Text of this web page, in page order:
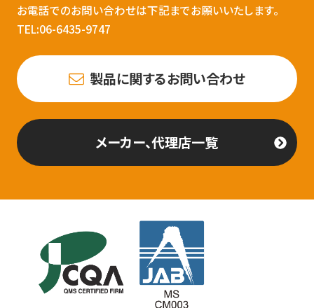
お電話でのお問い合わせは下記までお願いいたします。
TEL:06-6435-9747
製品に関するお問い合わせ
メーカー、代理店一覧